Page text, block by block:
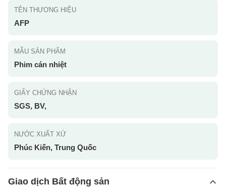
TÊN THƯƠNG HIỆU
AFP
MẪU SẢN PHẨM
Phim cán nhiệt
GIẤY CHỨNG NHẬN
SGS, BV,
NƯỚC XUẤT XỨ
Phúc Kiến, Trung Quốc
Giao dịch Bất động sản